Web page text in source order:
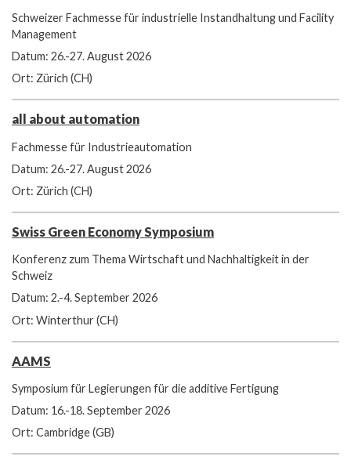
Schweizer Fachmesse für industrielle Instandhaltung und Facility
Management
Datum: 26.-27. August 2026
Ort: Zürich (CH)
all about automation
Fachmesse für Industrieautomation
Datum: 26.-27. August 2026
Ort: Zürich (CH)
Swiss Green Economy Symposium
Konferenz zum Thema Wirtschaft und Nachhaltigkeit in der
Schweiz
Datum: 2.-4. September 2026
Ort: Winterthur (CH)
AAMS
Symposium für Legierungen für die additive Fertigung
Datum: 16.-18. September 2026
Ort: Cambridge (GB)